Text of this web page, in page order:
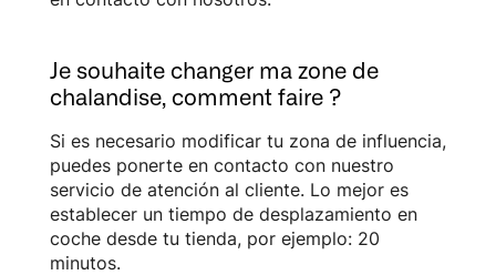
Je souhaite changer ma zone de
chalandise, comment faire ?
Si es necesario modificar tu zona de influencia,
puedes ponerte en contacto con nuestro
servicio de atención al cliente. Lo mejor es
establecer un tiempo de desplazamiento en
coche desde tu tienda, por ejemplo: 20
minutos.